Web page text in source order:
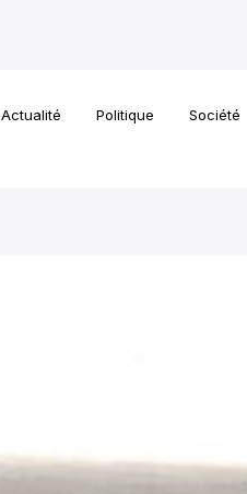
Actualité Politique Société